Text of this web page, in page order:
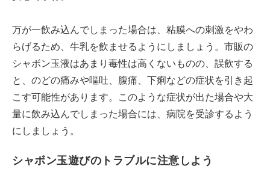
万が一飲み込んでしまった場合は、粘膜への刺激をやわ
らげるため、牛乳を飲ませるようにしましょう。市販の
シャボン玉液はあまり毒性は高くないものの、誤飲する
と、のどの痛みや嘔吐、腹痛、下痢などの症状を引き起
こす可能性があります。このような症状が出た場合や大
量に飲み込んでしまった場合には、病院を受診するよう
にしましょう。
シャボン玉遊びのトラブルに注意しよう